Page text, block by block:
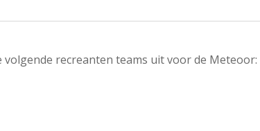
volgende recreanten teams uit voor de Meteoor: